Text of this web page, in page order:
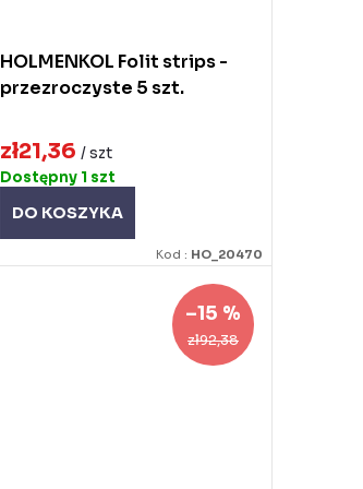
HOLMENKOL Folit strips -
przezroczyste 5 szt.
zł21,36 / szt
Dostępny 1 szt
DO KOSZYKA
Kod : HO_20470
zł92,38
–15 %